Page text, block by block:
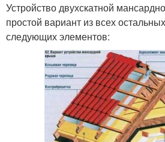
Устройство двухскатной
простой вариант из всех
следующих элементов: